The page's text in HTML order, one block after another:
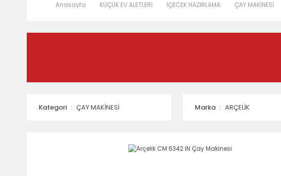
Anasayfa KÜÇÜK EV ALETLERİ İÇECEK HAZIRLAMA ÇAY MAKİNESİ
Kategori ÇAY MAKİNESİ Marka ARÇELİK